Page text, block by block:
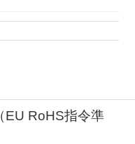
EU RoHS指令準